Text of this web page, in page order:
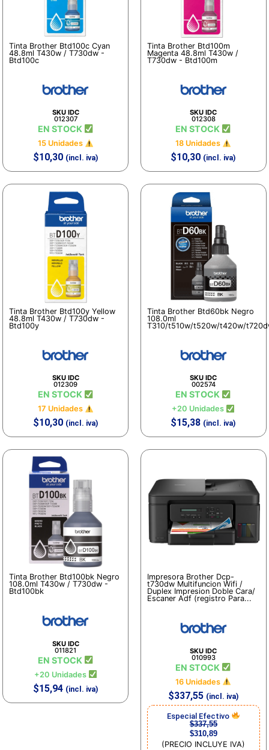
Tinta Brother Btd100c Cyan
48.8ml T430w / T730dw -
Btd100c
SKU IDC
012307
EN STOCK
15 Unidades
$10,30 (incl. iva)
Tinta Brother Btd100m
Magenta 48.8ml T430w /
T730dw - Btd100m
SKU IDC
012308
EN STOCK
18 Unidades
$10,30 (incl. iva)
Tinta Brother Btd100y Yellow
48.8ml T430w / T730dw -
Btd100y
SKU IDC
012309
EN STOCK
17 Unidades
$10,30 (incl. iva)
Tinta Brother Btd60bk Negro
108.0ml
T310/t510w/t520w/t420w/
SKU IDC
002574
EN STOCK
+20 Unidades
$15,38 (incl. iva)
Tinta Brother Btd100bk Negro
108.0ml T430w / T730dw -
Btd100bk
SKU IDC
011821
EN STOCK
+20 Unidades
$15,94 (incl. iva)
Impresora Brother Dcp-
t730dw Multifuncion Wifi /
Duplex Impresion Doble Cara/
Escaner Adf (registro Para...
SKU IDC
010993
EN STOCK
16 Unidades
$337,55 (incl. iva)
Especial Efectivo
$337,55
$310,89
(PRECIO INCLUYE IVA)